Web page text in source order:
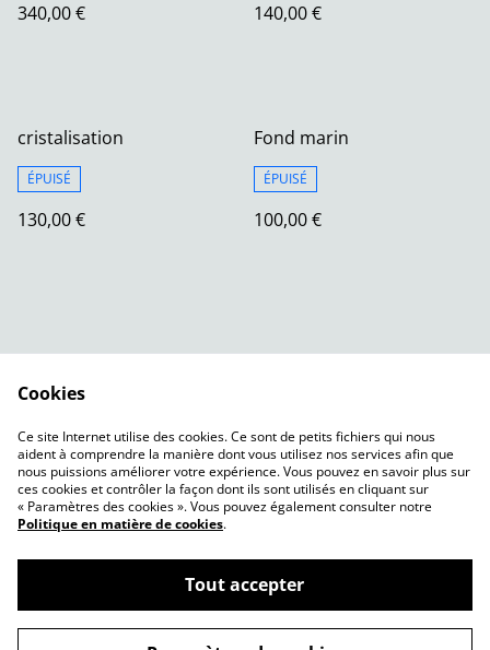
340,00 € 140,00 €
cristalisation
ÉPUISÉ
130,00 €
Fond marin
ÉPUISÉ
100,00 €
Politique de
confidentialité
Politique de cookies
©2026vk créations
Cookies
Ce site Internet utilise des cookies. Ce sont de petits fichiers qui nous
aident à comprendre la manière dont vous utilisez nos services afin que
nous puissions améliorer votre expérience. Vous pouvez en savoir plus sur
ces cookies et contrôler la façon dont ils sont utilisés en cliquant sur
« Paramètres des cookies ». Vous pouvez également consulter notre
Politique en matière de cookies.
Tout accepter